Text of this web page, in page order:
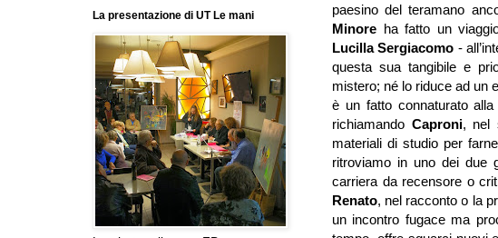
paesino del teramano
Minore ha fatto un
Lucilla Sergiacomo -
questa sua tangibile e
mistero; né lo riduce ad un
è un fatto connaturato
richiamando Caproni, nel
materiali di studio per
ritroviamo in uno dei due
carriera da recensore o
Renato, nel racconto o la
un incontro fugace ma
La presentazione di UT Le mani